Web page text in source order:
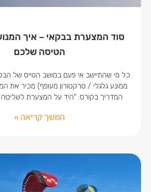
סוד המצערת בבקאי – איך
הטיסה שלכם
כל מי שהתיישב אי פעם במושב הטייס של
ממונע גלגלי / טרקטורון מעופף) מכיר את
המדריך בקורס: "היד על המצערת לשליטה
המשך קריאה »